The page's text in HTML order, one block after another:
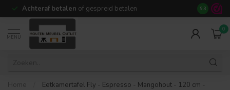
Achteraf betalen of gespreid betalen 14 dagen
9.3
MENU
0
Home
Eetkamertafel Fly - Espresso - Mangohout - 120 cm -